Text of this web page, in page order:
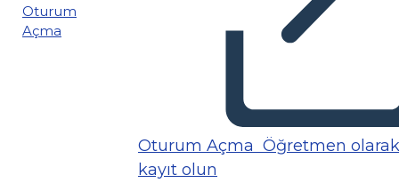
Oturum
Açma
Oturum Açma Öğretmen olarak
kayıt olun